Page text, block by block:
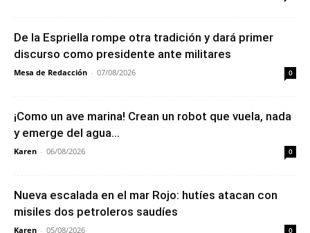
De la Espriella rompe otra tradición y dará primer
discurso como presidente ante militares
Mesa de Redacción - 07/08/2026 0
¡Como un ave marina! Crean un robot que vuela, nada
y emerge del agua...
Karen - 06/08/2026 0
Nueva escalada en el mar Rojo: hutíes atacan con
misiles dos petroleros saudíes
Karen - 05/08/2026 0